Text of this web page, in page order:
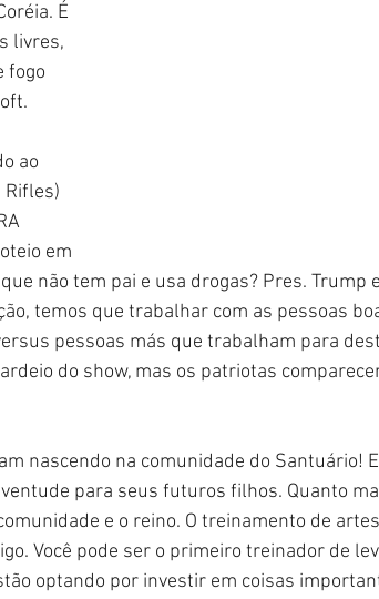
É
livres,
fogo
ao
Rifles)
em
não tem pai e usa drogas? Pres. Trump
temos que trabalhar com as pessoas
pessoas más que trabalham para
do show, mas os patriotas
nascendo na comunidade do Santuário!
para seus futuros filhos. Quanto
e o reino. O treinamento de
Você pode ser o primeiro treinador de
optando por investir em coisas